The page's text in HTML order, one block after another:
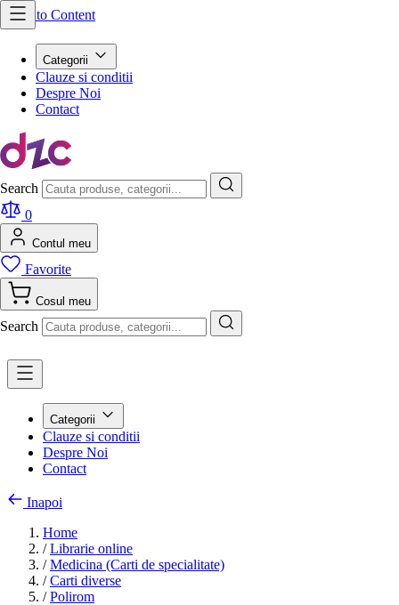
Skip to Content
Categorii
Clauze si conditii
Despre Noi
Contact
Search
0
Contul meu
Favorite
Cosul meu
Search
Categorii
Clauze si conditii
Despre Noi
Contact
Inapoi
Home
/ Librarie online
/ Medicina (Carti de specialitate)
/ Carti diverse
/ Polirom